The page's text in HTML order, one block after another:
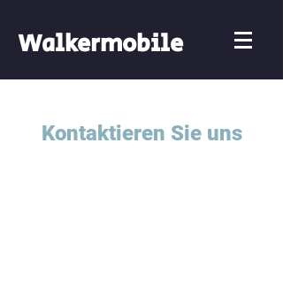
Walkermobile
Kontaktieren Sie uns